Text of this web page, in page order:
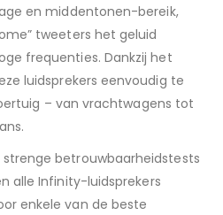
en middentonen-bereik,
tweeters het geluid
frequenties. Dankzij het
luidsprekers eenvoudig te
– van vrachtwagens tot
betrouwbaarheidstests
alle Infinity-luidsprekers
enkele van de beste